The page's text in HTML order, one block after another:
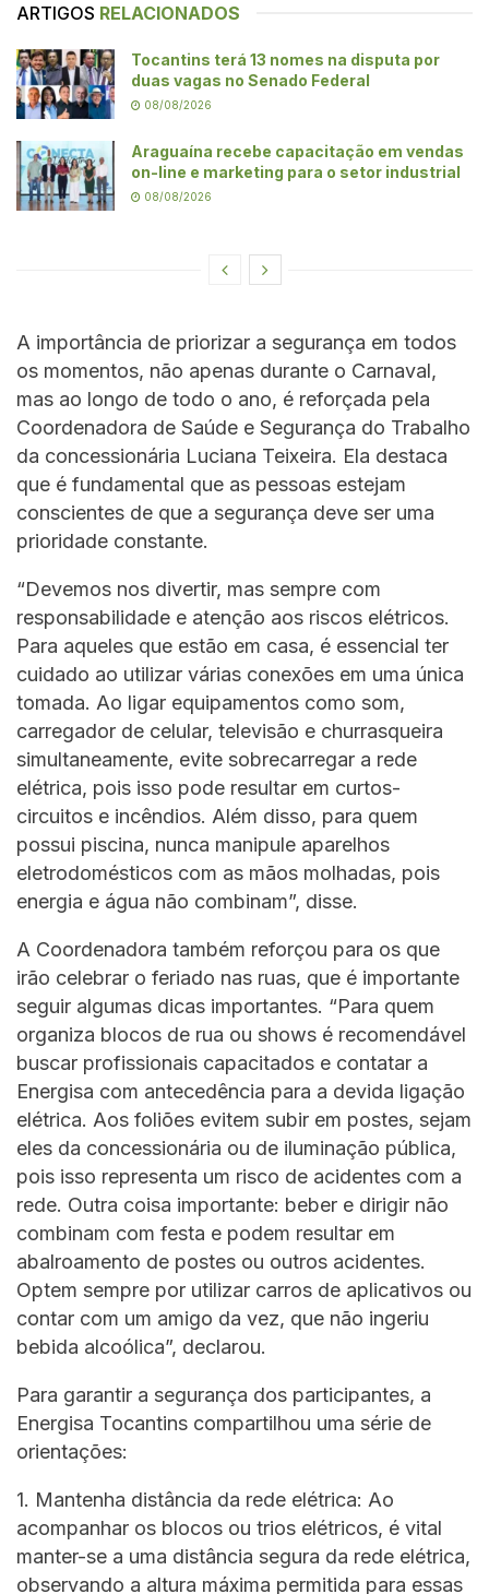
ARTIGOS RELACIONADOS
Tocantins terá 13 nomes na disputa por
duas vagas no Senado Federal
08/08/2026
Araguaína recebe capacitação em vendas
on-line e marketing para o setor industrial
08/08/2026
A importância de priorizar a segurança em todos
os momentos, não apenas durante o Carnaval,
mas ao longo de todo o ano, é reforçada pela
Coordenadora de Saúde e Segurança do Trabalho
da concessionária Luciana Teixeira. Ela destaca
que é fundamental que as pessoas estejam
conscientes de que a segurança deve ser uma
prioridade constante.
“Devemos nos divertir, mas sempre com
responsabilidade e atenção aos riscos elétricos.
Para aqueles que estão em casa, é essencial ter
cuidado ao utilizar várias conexões em uma única
tomada. Ao ligar equipamentos como som,
carregador de celular, televisão e churrasqueira
simultaneamente, evite sobrecarregar a rede
elétrica, pois isso pode resultar em curtos-
circuitos e incêndios. Além disso, para quem
possui piscina, nunca manipule aparelhos
eletrodomésticos com as mãos molhadas, pois
energia e água não combinam”, disse.
A Coordenadora também reforçou para os que
irão celebrar o feriado nas ruas, que é importante
seguir algumas dicas importantes. “Para quem
organiza blocos de rua ou shows é recomendável
buscar profissionais capacitados e contatar a
Energisa com antecedência para a devida ligação
elétrica. Aos foliões evitem subir em postes, sejam
eles da concessionária ou de iluminação pública,
pois isso representa um risco de acidentes com a
rede. Outra coisa importante: beber e dirigir não
combinam com festa e podem resultar em
abalroamento de postes ou outros acidentes.
Optem sempre por utilizar carros de aplicativos ou
contar com um amigo da vez, que não ingeriu
bebida alcoólica”, declarou.
Para garantir a segurança dos participantes, a
Energisa Tocantins compartilhou uma série de
orientações:
1. Mantenha distância da rede elétrica: Ao
acompanhar os blocos ou trios elétricos, é vital
manter-se a uma distância segura da rede elétrica,
observando a altura máxima permitida para essas